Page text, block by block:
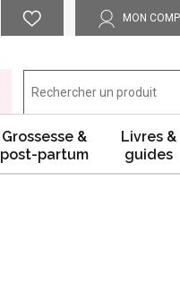
MON
Grossesse &
post-partum
Livres &
guides